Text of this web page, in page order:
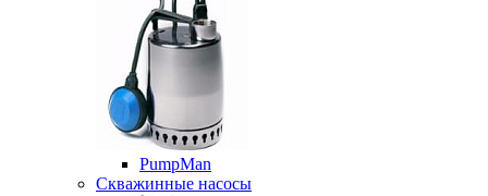
PumpMan
Скважинные насосы